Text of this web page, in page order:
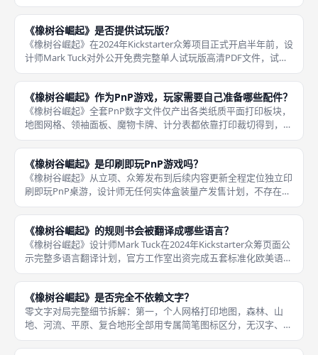
消耗过高、魔物火灾扣分过重、民众满意度下滑过快四大核心数值
漏洞进行十余轮调整，众筹上线的完整版数值已经经过大规模实测
平衡，无
《橡树谷崛起》是否提供试玩版？
《橡树谷崛起》在2024年Kickstarter众筹项目正式开启半年前，设
计师Mark Tuck对外公开免费完整单人试玩版高清PDF文件，试玩
版无任何付费门槛、无需注册、无需预支持众筹，全球所有桌游爱
好者均可前往设计师个人网站、BGG387
《橡树谷崛起》作为PnP游戏，玩家需要自己准备哪些配件？
《橡树谷崛起》全套PnP数字文件仅产出各类纸质平面打印板块，
地图网格、领袖面板、魔物卡牌、计分表都依靠打印裁切得到，所
有绘图、书写工具不在众筹文件包含范围内，玩家必须自行提前准
备基础配件才能正常开局游玩，分为强制必备基础配件、可选提升
体验配
《橡树谷崛起》是印刷即玩PnP游戏吗？
《橡树谷崛起》从立项、众筹发布到后续内容更新全程定位独立印
刷即玩PnP桌游，设计师无任何实体盒装量产发售计划，不存在线
下商店可直接购买的实体成品盒装，所有完整游戏素材、多语言规
则、地图模板、领袖板块、魔物卡牌、计分表全部封装为高清分层
PDF
《橡树谷崛起》的规则书会被翻译成哪些语言？
《橡树谷崛起》设计师Mark Tuck在2024年Kickstarter众筹页面公
示完整多语言翻译计划，官方工作室出资完成五套标准化欧美语种
规则手册翻译，译文经过本土桌游译者校对，无机器翻译歧义，分
别为英语原版、德语、法语、西班牙语、意大利
《橡树谷崛起》是否完全不依赖文字？
零文字对局完整细节拆解：第一，个人网格打印地图，森林、山
地、河流、平原、复合地形全部用专属简笔图标区分，无汉字、英
文标注；第二，领袖面板，仓库扩容数值、专属被动地形加成仅用
数字+地形图标展示，无文字描述；第三，科技四大分支轨道，每